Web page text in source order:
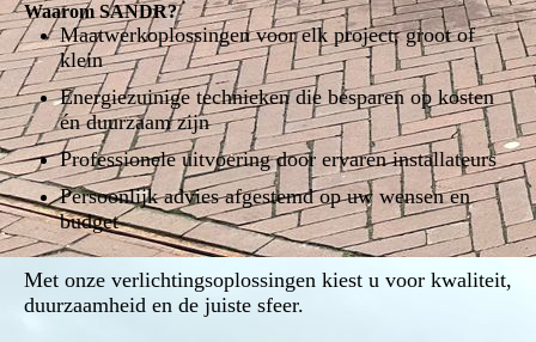
Waarom SANDR?
Maatwerkoplossingen voor elk project, groot of
klein
Energiezuinige technieken die besparen op kosten
én duurzaam zijn
Professionele uitvoering door ervaren installateurs
Persoonlijk advies afgestemd op uw wensen en
budget
Met onze verlichtingsoplossingen kiest u voor kwaliteit,
duurzaamheid en de juiste sfeer.